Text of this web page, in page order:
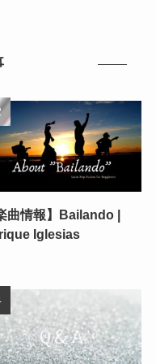
曲情報】Bailando |
Iglesias